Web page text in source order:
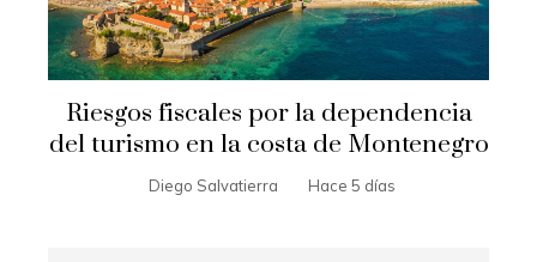
Riesgos fiscales por la dependencia
del turismo en la costa de Montenegro
Diego Salvatierra Hace 5 días